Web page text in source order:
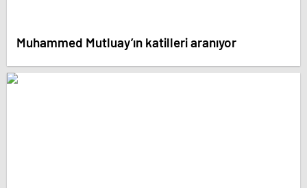
Muhammed Mutluay’ın katilleri aranıyor